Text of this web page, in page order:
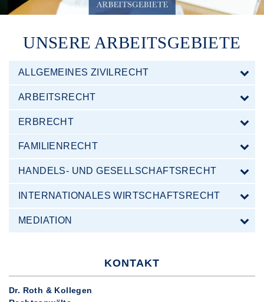
UNSERE ARBEITSGEBIETE
ALLGEMEINES ZIVILRECHT
ARBEITSRECHT
ERBRECHT
FAMILIENRECHT
HANDELS- UND GESELLSCHAFTSRECHT
INTERNATIONALES WIRTSCHAFTSRECHT
MEDIATION
KONTAKT
Dr. Roth & Kollegen